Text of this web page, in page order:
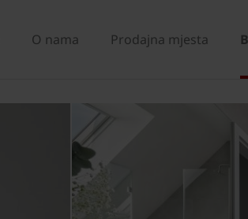
O nama Prodajna mjesta